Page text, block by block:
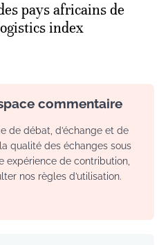
pays africains de
index
commentaire
de débat, d’échange et de
qualité des échanges sous
expérience de contribution,
nos règles d’utilisation.